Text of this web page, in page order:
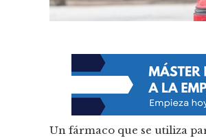
Un fármaco que se utiliza